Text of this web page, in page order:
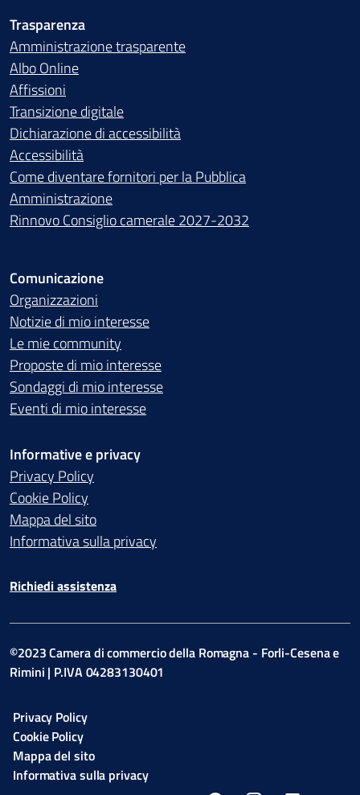
Trasparenza
Amministrazione trasparente
Albo Online
Affissioni
Transizione digitale
Dichiarazione di accessibilità
Accessibilità
Come diventare fornitori per la Pubblica
Amministrazione
Rinnovo Consiglio camerale 2027-2032
Comunicazione
Organizzazioni
Notizie di mio interesse
Le mie community
Proposte di mio interesse
Sondaggi di mio interesse
Eventi di mio interesse
Informative e privacy
Privacy Policy
Cookie Policy
Mappa del sito
Informativa sulla privacy
Richiedi assistenza
©2023 Camera di commercio della Romagna - Forli-Cesena e
Rimini | P.IVA 04283130401
Privacy Policy
Cookie Policy
Mappa del sito
Informativa sulla privacy